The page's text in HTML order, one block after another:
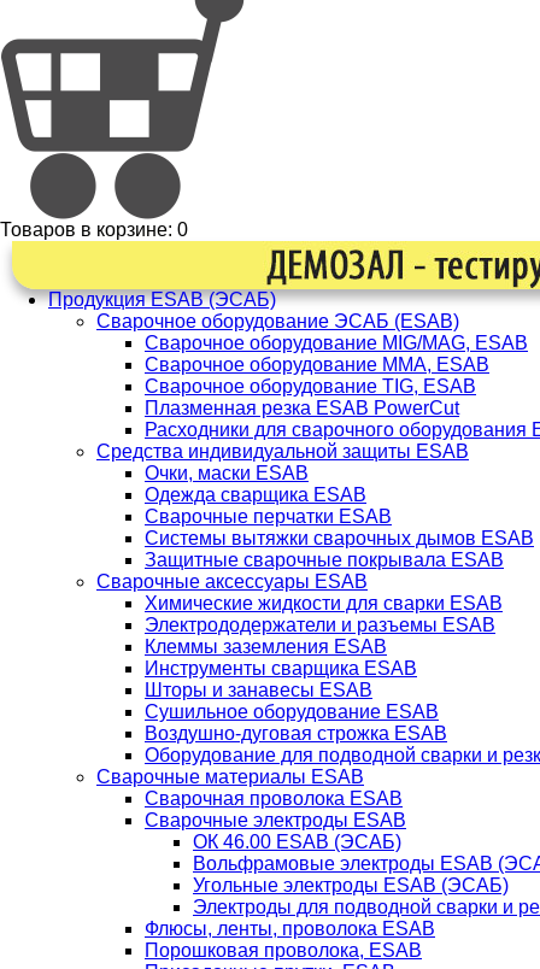
Товаров в корзине: 0
Продукция ESAB (ЭСАБ)
Сварочное оборудование ЭСАБ (ESAB)
Сварочное оборудование MIG/MAG, ESAB
Сварочное оборудование ММА, ESAB
Сварочное оборудование TIG, ESAB
Плазменная резка ESAB PowerCut
Расходники для сварочного оборудования
Средства индивидуальной защиты ESAB
Очки, маски ESAB
Одежда сварщика ESAB
Сварочные перчатки ESAB
Системы вытяжки сварочных дымов ESAB
Защитные сварочные покрывала ESAB
Сварочные аксессуары ESAB
Химические жидкости для сварки ESAB
Электрододержатели и разъемы ESAB
Клеммы заземления ESAB
Инструменты сварщика ESAB
Шторы и занавесы ESAB
Сушильное оборудование ESAB
Воздушно-дуговая строжка ESAB
Оборудование для подводной сварки и
Сварочные материалы ESAB
Сварочная проволока ESAB
Сварочные электроды ESAB
ОК 46.00 ESAB (ЭСАБ)
Вольфрамовые электроды ESAB
Угольные электроды ESAB (ЭСАБ)
Электроды для подводной сварки и
Флюсы, ленты, проволока ESAB
Порошковая проволока, ESAB